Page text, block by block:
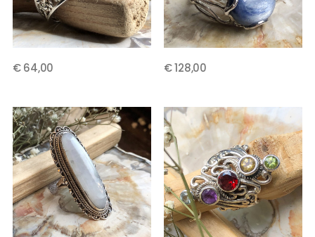
€ 64,00 € 128,00